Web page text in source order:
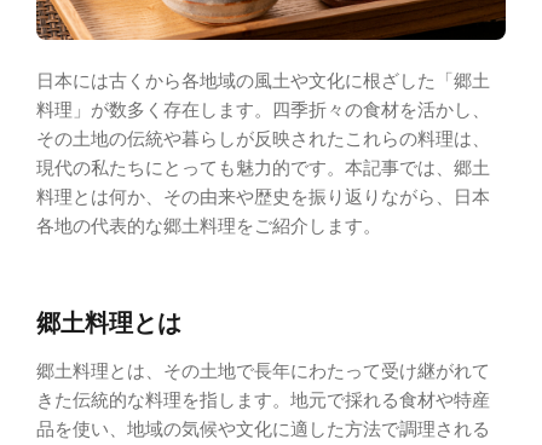
日本には古くから各地域の風土や文化に根ざした「郷土
料理」が数多く存在します。四季折々の食材を活かし、
その土地の伝統や暮らしが反映されたこれらの料理は、
現代の私たちにとっても魅力的です。本記事では、郷土
料理とは何か、その由来や歴史を振り返りながら、日本
各地の代表的な郷土料理をご紹介します。
郷土料理とは
郷土料理とは、その土地で長年にわたって受け継がれて
きた伝統的な料理を指します。地元で採れる食材や特産
品を使い、地域の気候や文化に適した方法で調理される